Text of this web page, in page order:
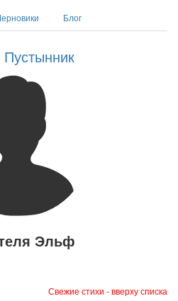
Блог
Эльф
Свежие стихи - вверху списка